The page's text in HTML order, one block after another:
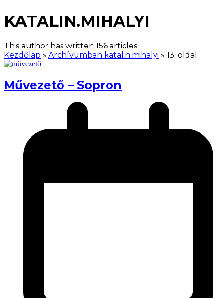
KATALIN.MIHALYI
This author has written 156 articles
Kezdőlap » Archívumban katalin.mihalyi » 13. oldal
Művezető – Sopron